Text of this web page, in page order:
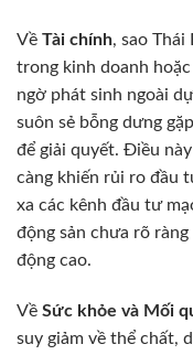
Về Tài chính, sao Thái
trong kinh doanh
ngờ phát sinh ngoài
suôn sẻ bỗng dưng
để giải quyết. Điều
càng khiến rủi ro đầu
xa các kênh đầu tư
động sản chưa rõ
động cao.
Về Sức khỏe và Mối
suy giảm về thể chất,